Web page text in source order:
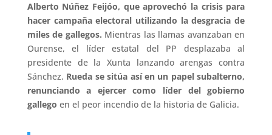
Alberto Núñez Feijóo, que aprovechó la crisis para
hacer campaña electoral utilizando la desgracia de
miles de gallegos. Mientras las llamas avanzaban en
Ourense, el líder estatal del PP desplazaba al
presidente de la Xunta lanzando arengas contra
Sánchez. Rueda se sitúa así en un papel subalterno,
renunciando a ejercer como líder del gobierno
gallego en el peor incendio de la historia de Galicia.